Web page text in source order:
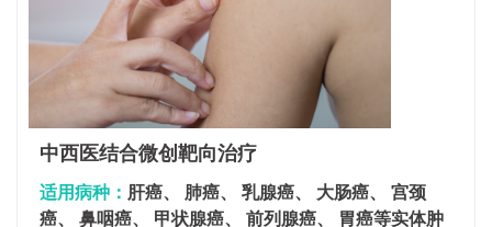
中西医结合微创靶向治疗
适用病种： 肝癌、 肺癌、 乳腺癌、 大肠癌、 宫颈
癌、 鼻咽癌、 甲状腺癌、 前列腺癌、 胃癌等实体肿